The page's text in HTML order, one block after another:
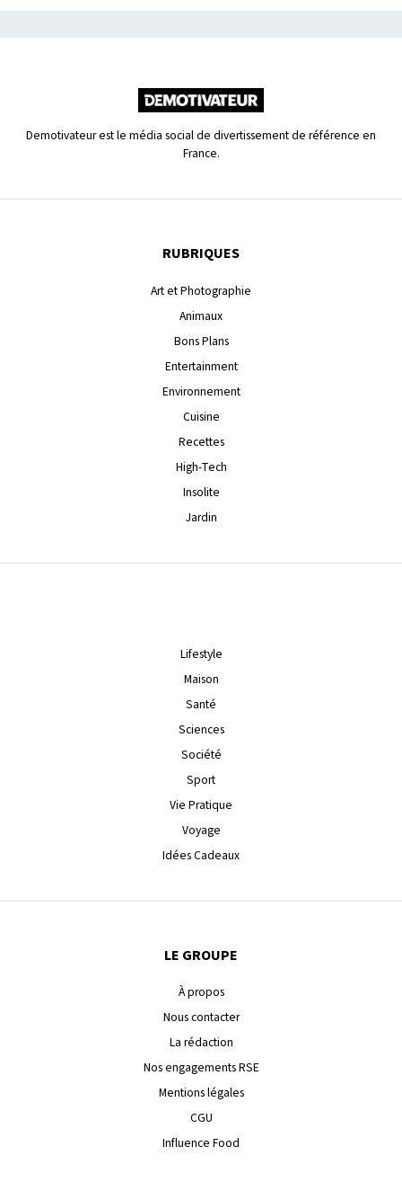
Demotivateur est le média social de divertissement de référence en
France.
RUBRIQUES
Art et Photographie
Animaux
Bons Plans
Entertainment
Environnement
Cuisine
Recettes
High-Tech
Insolite
Jardin
Lifestyle
Maison
Santé
Sciences
Société
Sport
Vie Pratique
Voyage
Idées Cadeaux
LE GROUPE
À propos
Nous contacter
La rédaction
Nos engagements RSE
Mentions légales
CGU
Influence Food